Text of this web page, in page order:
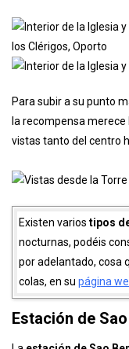
Clérigos son
Oporto y son
1996.
Para subir a su punto
vistas tanto del centro
nocturnas, podéis
por adelantado, cosa